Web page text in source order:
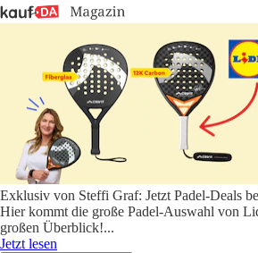
Exklusiv von Steffi Graf: Jetzt Padel-Deals
Hier kommt die große Padel-Auswahl von
großen Überblick!...
Jetzt lesen